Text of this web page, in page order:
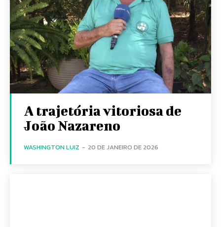
A trajetória vitoriosa de
João Nazareno
WASHINGTON LUIZ - 20 DE JANEIRO DE 2026